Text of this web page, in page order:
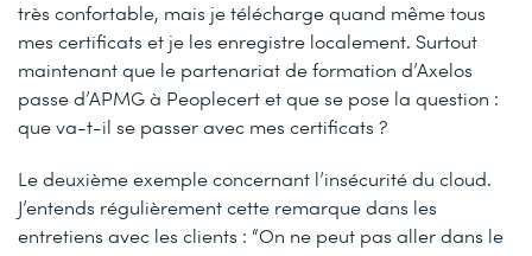
très confortable, mais je télécharge quand même tous
mes certificats et je les enregistre localement. Surtout
maintenant que le partenariat de formation d’Axelos
passe d’APMG à Peoplecert et que se pose la question :
que va-t-il se passer avec mes certificats ?
Le deuxième exemple concernant l’insécurité du cloud.
J’entends régulièrement cette remarque dans les
entretiens avec les clients : “On ne peut pas aller dans le